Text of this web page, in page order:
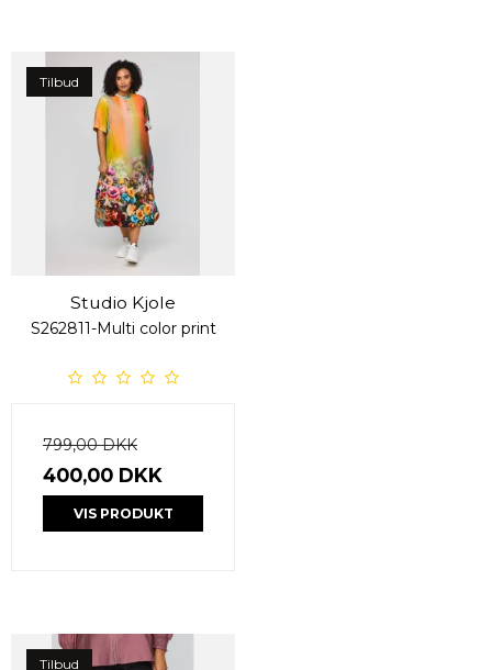
Tilbud
Studio Kjole
S262811-Multi color print
799,00 DKK
400,00 DKK
VIS PRODUKT
Tilbud